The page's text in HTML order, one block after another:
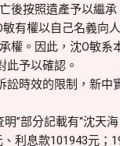
後按照遺產予以繼
有權以自己名義向
權。因此，沈O敏系
此予以確認。
時效的限制，新中
”部分記載有“沈天
利息款101943元；